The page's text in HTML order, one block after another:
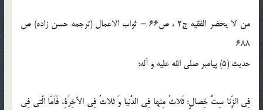
من لا یحضر الفقیه ج2 ، ص66 – ثواب الاعمال (ترجمه حسن زاده) ص
688
حدیث (5) پيامبر صلى ‏الله‏ عليه ‏و ‏آله:
فِى الزِّنا سِتُّ خِصالٍ: ثَلاثٌ مِنها فِى الدُّنيا وَ ثلاثٌ فِى الآخِرَةِ، فَاَمّا الَّتى فِى